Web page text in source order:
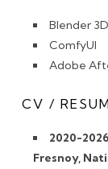
Blender 3D
ComfyUI
Adobe
CV /
2020-2026
Fresnoy,